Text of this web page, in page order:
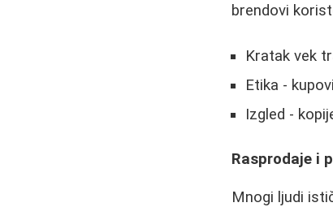
brendovi
Kratak vek
Etika -
Izgled -
Rasprodaje i
Mnogi ljudi